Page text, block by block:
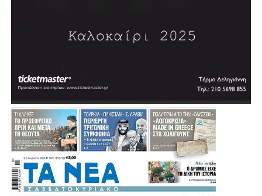
ΝΙΚΗ ΒΟΜΠΙΡΑΚΗ ΔΗΜΟΤΙΚΟΣ ΣΥΜΒΟΥΛΟΣ ΙΛΙΟΥ
ΔΗΜΗΤΡΗΣ ΛΙΟΣΗΣ ΔΗΜΟΤΙΚΟΣ ΣΥΜΒΟΥΛΟΣ ΙΛΙΟΥ
ΓΙΑΝΝΗΣ ΧΑΡΑΛΑΜΠΟΠΟΥΛΟΣ ΔΗΜΟΤΙΚΟΣ
ΣΥΜΒΟΥΛΟΣ ΙΛΙΟΥ
ΧΡΟΝΟΠΟΥΛΟΥ ΚΩΝΣΤΑΝΤΙΝΑ ΔΗΜΟΤΙΚΗ